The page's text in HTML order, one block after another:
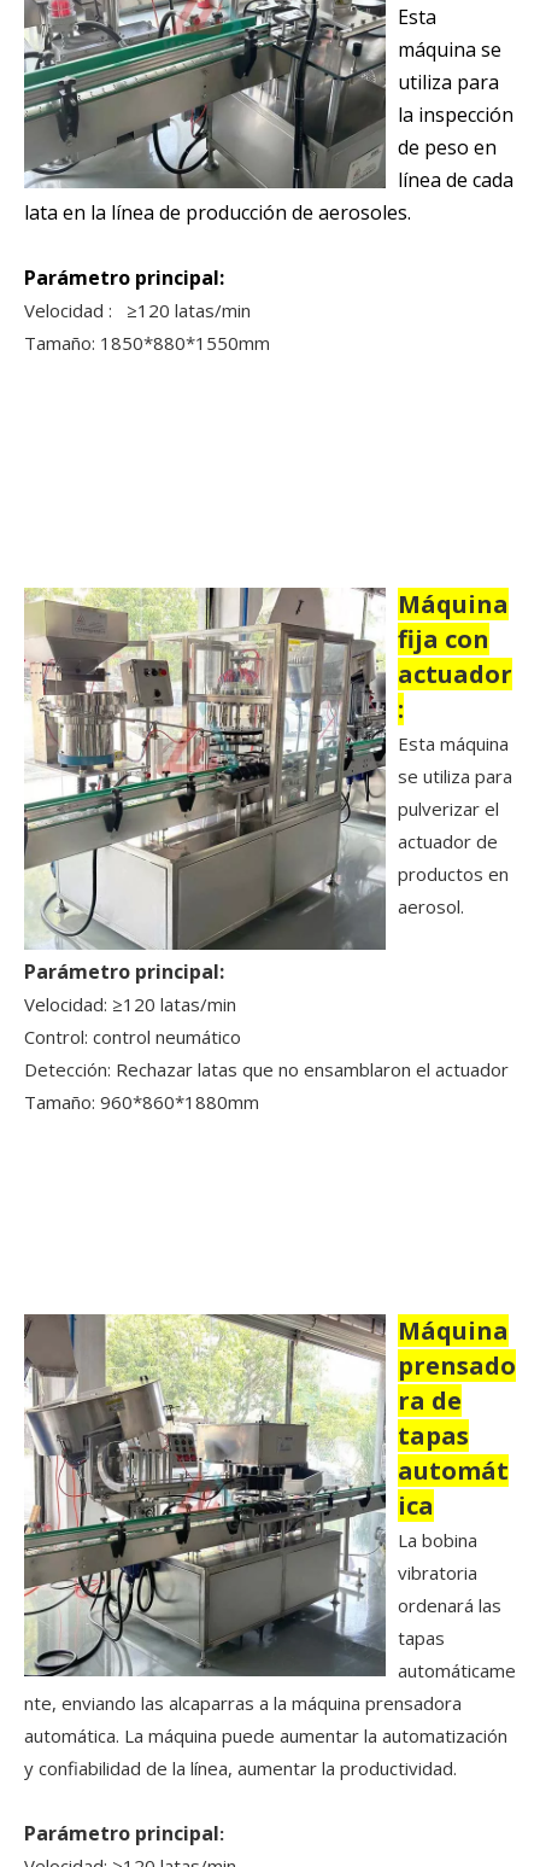
Esta
máquina se
utiliza para
la inspección
de peso en
línea de cada
lata en la línea de producción de aerosoles.
Parámetro principal:
Velocidad : ≥120 latas/min
Tamaño: 1850*880*1550mm
Máquina
fija con
actuador
:
Esta máquina
se utiliza para
pulverizar el
actuador de
productos en
aerosol.
Parámetro principal:
Velocidad: ≥120 latas/min
Control: control neumático
Detección: Rechazar latas que no ensamblaron el actuador
Tamaño: 960*860*1880mm
Máquina
prensado
ra de
tapas
automát
ica
La bobina
vibratoria
ordenará las
tapas
automáticame
nte, enviando las alcaparras a la máquina prensadora
automática. La máquina puede aumentar la automatización
y confiabilidad de la línea, aumentar la productividad.
Parámetro principal: